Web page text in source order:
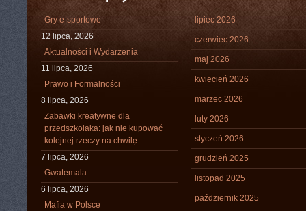
Gry e-sportowe
12 lipca, 2026
Aktualności i Wydarzenia
11 lipca, 2026
Prawo i Formalności
8 lipca, 2026
Zabawki kreatywne dla
przedszkolaka: jak nie kupować
kolejnej rzeczy na chwilę
7 lipca, 2026
Gwatemala
6 lipca, 2026
Mafia w Polsce
lipiec 2026
czerwiec 2026
maj 2026
kwiecień 2026
marzec 2026
luty 2026
styczeń 2026
grudzień 2025
listopad 2025
październik 2025